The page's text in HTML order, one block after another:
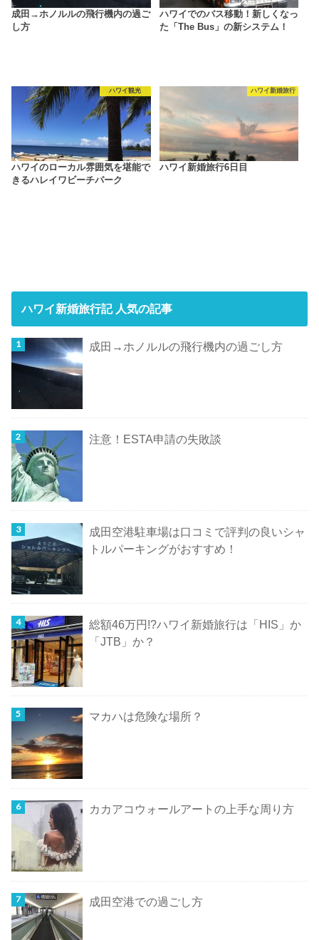
成田→ホノルルの飛行機内の過ご
し方
ハワイでのバス移動！新しくなっ
た「The Bus」の新システム！
ハワイ観光
ハワイのローカル雰囲気を堪能で
きるハレイワビーチパーク
ハワイ新婚旅行
ハワイ新婚旅行6日目
ハワイ新婚旅行記 人気の記事
成田→ホノルルの飛行機内の過ごし方
注意！ESTA申請の失敗談
成田空港駐車場は口コミで評判の良いシャ
トルパーキングがおすすめ！
総額46万円!?ハワイ新婚旅行は「HIS」か
「JTB」か？
マカハは危険な場所？
カカアコウォールアートの上手な周り方
成田空港での過ごし方